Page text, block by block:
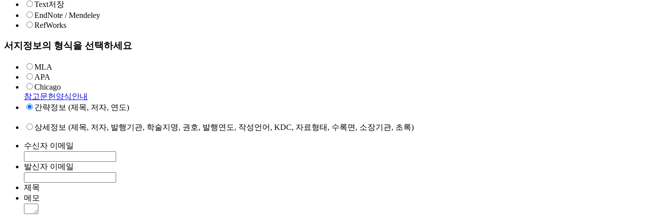
Text저장
EndNote / Mendeley
RefWorks
서지정보의 형식을 선택하세요
MLA
APA
Chicago
참고문헌양식안내
간략정보 (제목, 저자, 연도)
상세정보 (제목, 저자, 발행기관, 학술지명, 권호, 발행연도, 작성언어, KDC, 자료형태, 수록면, 소장기관, 초록)
수신자 이메일
발신자 이메일
제목
메모